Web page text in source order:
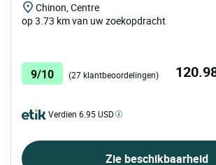
Chinon, Centre
op 3.73 km van uw zoekopdracht
9/10 (27 klantbeoordelingen)
Verdien 6.95 USD
Zie beschikbaarheid